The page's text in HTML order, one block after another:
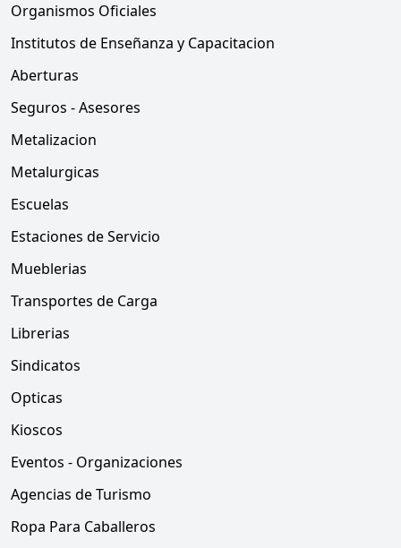
Organismos Oficiales
Institutos de Enseñanza y Capacitacion
Aberturas
Seguros - Asesores
Metalizacion
Metalurgicas
Escuelas
Estaciones de Servicio
Mueblerias
Transportes de Carga
Librerias
Sindicatos
Opticas
Kioscos
Eventos - Organizaciones
Agencias de Turismo
Ropa Para Caballeros